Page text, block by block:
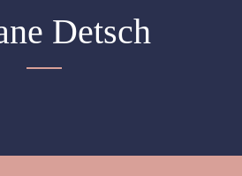
Detsch